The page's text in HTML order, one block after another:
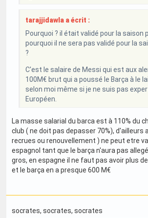
tarajjidawla a écrit :
Pourquoi ? il était validé pour la saison
pourquoi il ne sera pas validé pour la
?
C'est le salaire de Messi qui est aux
100M€ brut qui a poussé le Barça à le
selon moi même si je ne suis pas
Européen.
La masse salarial du barca est à 110% du
club ( ne doit pas depasser 70%), d'ailleurs
recrues ou renouvellement ) ne peut etre
espagnol tant que le barça n'aura pas
gros, en espagne il ne faut pas avoir plus
et le barça en a presque 600 M€
socrates, socrates, socrates